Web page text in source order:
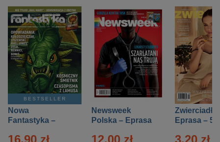
BESTSELLER
Nowa
Fantastyka –
16.90 zł
Newsweek
Polska – Eprasa
12.00 zł
Zwierciadło
Eprasa – 5/
3.20 zł